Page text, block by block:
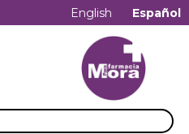
English Español